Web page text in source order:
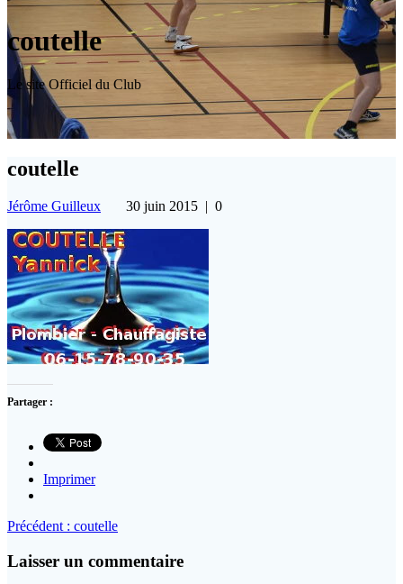
coutelle
Le site Officiel du Club
coutelle
Jérôme Guilleux 30 juin 2015 | 0
Partager :
Imprimer
Navigation
de
Précédent : Article
:
coutelle
Laisser un commentaire